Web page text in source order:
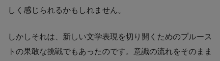
しく感じられるかもしれません。
しかしそれは、新しい文学表現を切り開くためのプルース
トの果敢な挑戦でもあったのです。意識の流れをそのまま